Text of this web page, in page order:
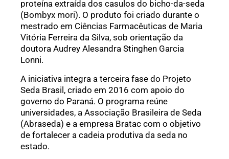
proteína extraída dos casulos do bicho-da-seda
(Bombyx mori). O produto foi criado durante o
mestrado em Ciências Farmacêuticas de Maria
Vitória Ferreira da Silva, sob orientação da
doutora Audrey Alesandra Stinghen Garcia
Lonni.
A iniciativa integra a terceira fase do Projeto
Seda Brasil, criado em 2016 com apoio do
governo do Paraná. O programa reúne
universidades, a Associação Brasileira de Seda
(Abraseda) e a empresa Bratac com o objetivo
de fortalecer a cadeia produtiva da seda no
estado.